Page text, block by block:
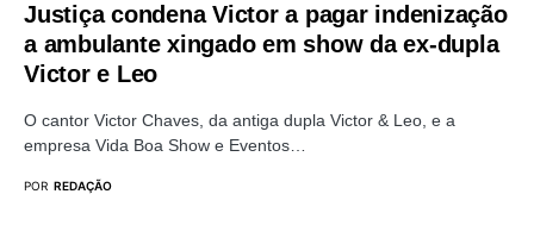
Justiça condena Victor a pagar indenização
a ambulante xingado em show da ex-dupla
Victor e Leo
O cantor Victor Chaves, da antiga dupla Victor & Leo, e a
empresa Vida Boa Show e Eventos…
POR REDAÇÃO